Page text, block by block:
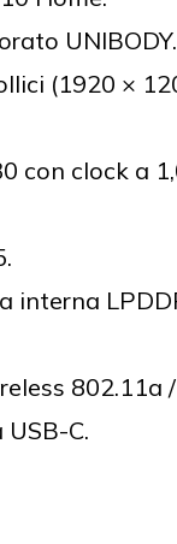
UNIBODY.
(1920 ×
con clock a
interna
802.11a
C.